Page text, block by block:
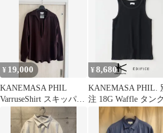
¥ 19,000
KANEMASA PHIL
VarruseShirt スキッパー
ニット シャツ
¥8,680
KANEMASA PHIL.
注 18G Waffle タン